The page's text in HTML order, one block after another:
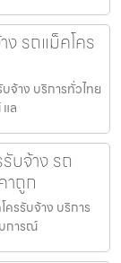
ง รถแม็คโคร
บจ้าง บริการทั่วไทย
ล
บจ้าง รถ
าถูก
ครรับจ้าง บริการ
การณ์